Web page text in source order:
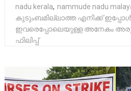
nadu kerala, nammude nadu
കുടുംബമില്ലാത്ത എനിക്ക്
ഇവരെപ്പോലെയുള്ള അനേകം
ഫിലിപ്പ്